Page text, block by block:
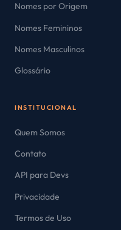
Nomes por Origem
Nomes Femininos
Nomes Masculinos
Glossário
INSTITUCIONAL
Quem Somos
Contato
API para Devs
Privacidade
Termos de Uso